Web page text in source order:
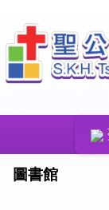
圖書館